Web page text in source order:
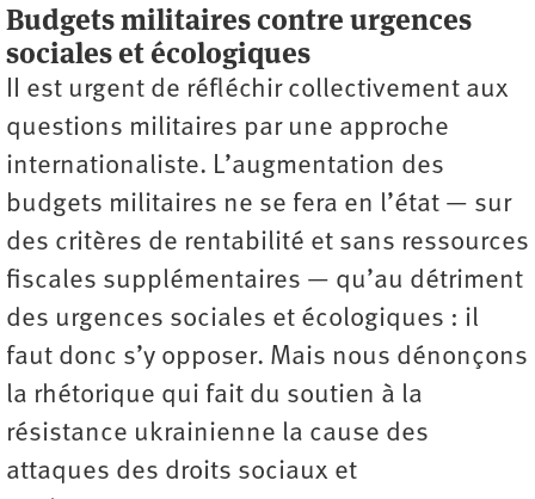
Budgets militaires contre urgences
sociales et écologiques
II est urgent de réfléchir collectivement aux
questions militaires par une approche
internationaliste. L’augmentation des
budgets militaires ne se fera en l’état — sur
des critères de rentabilité et sans ressources
fiscales supplémentaires — qu’au détriment
des urgences sociales et écologiques : il
faut donc s’y opposer. Mais nous dénonçons
la rhétorique qui fait du soutien à la
résistance ukrainienne la cause des
attaques des droits sociaux et